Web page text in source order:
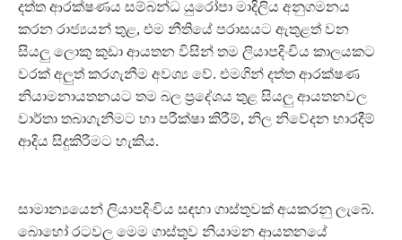
දත්ත ආරක්ෂණය සම්බන්ධ යුරෝපා මාදිලිය අනුගමනය
කරන රාජ්‍යයන් තුළ, එම නීතියේ පරාසයට ඇතුළත් වන
සියලු ලොකු කුඩා ආයතන විසින් තම ලියාපදිංචිය කාලයකට
වරක් අලුත් කරගැනීම අවශ්‍ය වේ. එමගින් දත්ත ආරක්ෂණ
නියාමනායතනයට තම බල ප්‍රදේශය තුළ සියලු ආයතනවල
වාර්තා තබාගැනීමට හා පරීක්ෂා කිරීම්, නිල නිවේදන භාරදීම්
ආදිය සිදුකිරීමට හැකිය.
සාමාන්‍යයෙන් ලියාපදිංචිය සඳහා ගාස්තුවක් අයකරනු ලැබේ.
බොහෝ රටවල මෙම ගාස්තුව නියාමන ආයතනයේ